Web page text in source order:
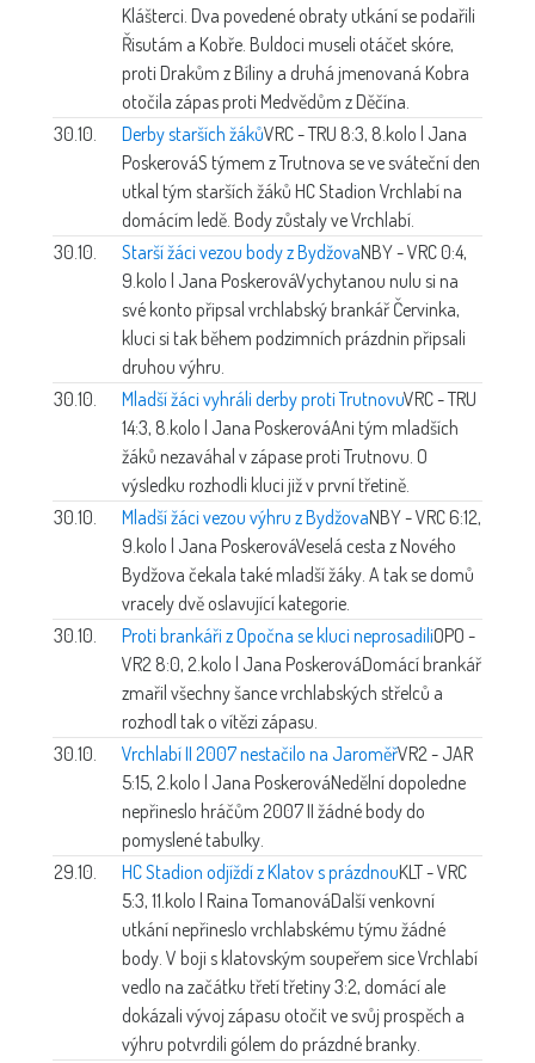
Klášterci. Dva povedené obraty utkání se podařili
Řisutám a Kobře. Buldoci museli otáčet skóre,
proti Drakům z Bíliny a druhá jmenovaná Kobra
otočila zápas proti Medvědům z Děčína.
30.10.
Derby starších žákůVRC - TRU 8:3, 8.kolo | Jana
PoskerováS týmem z Trutnova se ve sváteční den
utkal tým starších žáků HC Stadion Vrchlabí na
domácím ledě. Body zůstaly ve Vrchlabí.
30.10.
Starší žáci vezou body z BydžovaNBY - VRC 0:4,
9.kolo | Jana PoskerováVychytanou nulu si na
své konto připsal vrchlabský brankář Červinka,
kluci si tak během podzimních prázdnin připsali
druhou výhru.
30.10.
Mladší žáci vyhráli derby proti TrutnovuVRC - TRU
14:3, 8.kolo | Jana PoskerováAni tým mladších
žáků nezaváhal v zápase proti Trutnovu. O
výsledku rozhodli kluci již v první třetině.
30.10.
Mladší žáci vezou výhru z BydžovaNBY - VRC 6:12,
9.kolo | Jana PoskerováVeselá cesta z Nového
Bydžova čekala také mladší žáky. A tak se domů
vracely dvě oslavující kategorie.
30.10.
Proti brankáři z Opočna se kluci neprosadiliOPO -
VR2 8:0, 2.kolo | Jana PoskerováDomácí brankář
zmařil všechny šance vrchlabských střelců a
rozhodl tak o vítězi zápasu.
30.10.
Vrchlabí II 2007 nestačilo na JaroměřVR2 - JAR
5:15, 2.kolo | Jana PoskerováNedělní dopoledne
nepřineslo hráčům 2007 II žádné body do
pomyslené tabulky.
29.10.
HC Stadion odjíždí z Klatov s prázdnouKLT - VRC
5:3, 11.kolo | Raina TomanováDalší venkovní
utkání nepřineslo vrchlabskému týmu žádné
body. V boji s klatovským soupeřem sice Vrchlabí
vedlo na začátku třetí třetiny 3:2, domácí ale
dokázali vývoj zápasu otočit ve svůj prospěch a
výhru potvrdili gólem do prázdné branky.